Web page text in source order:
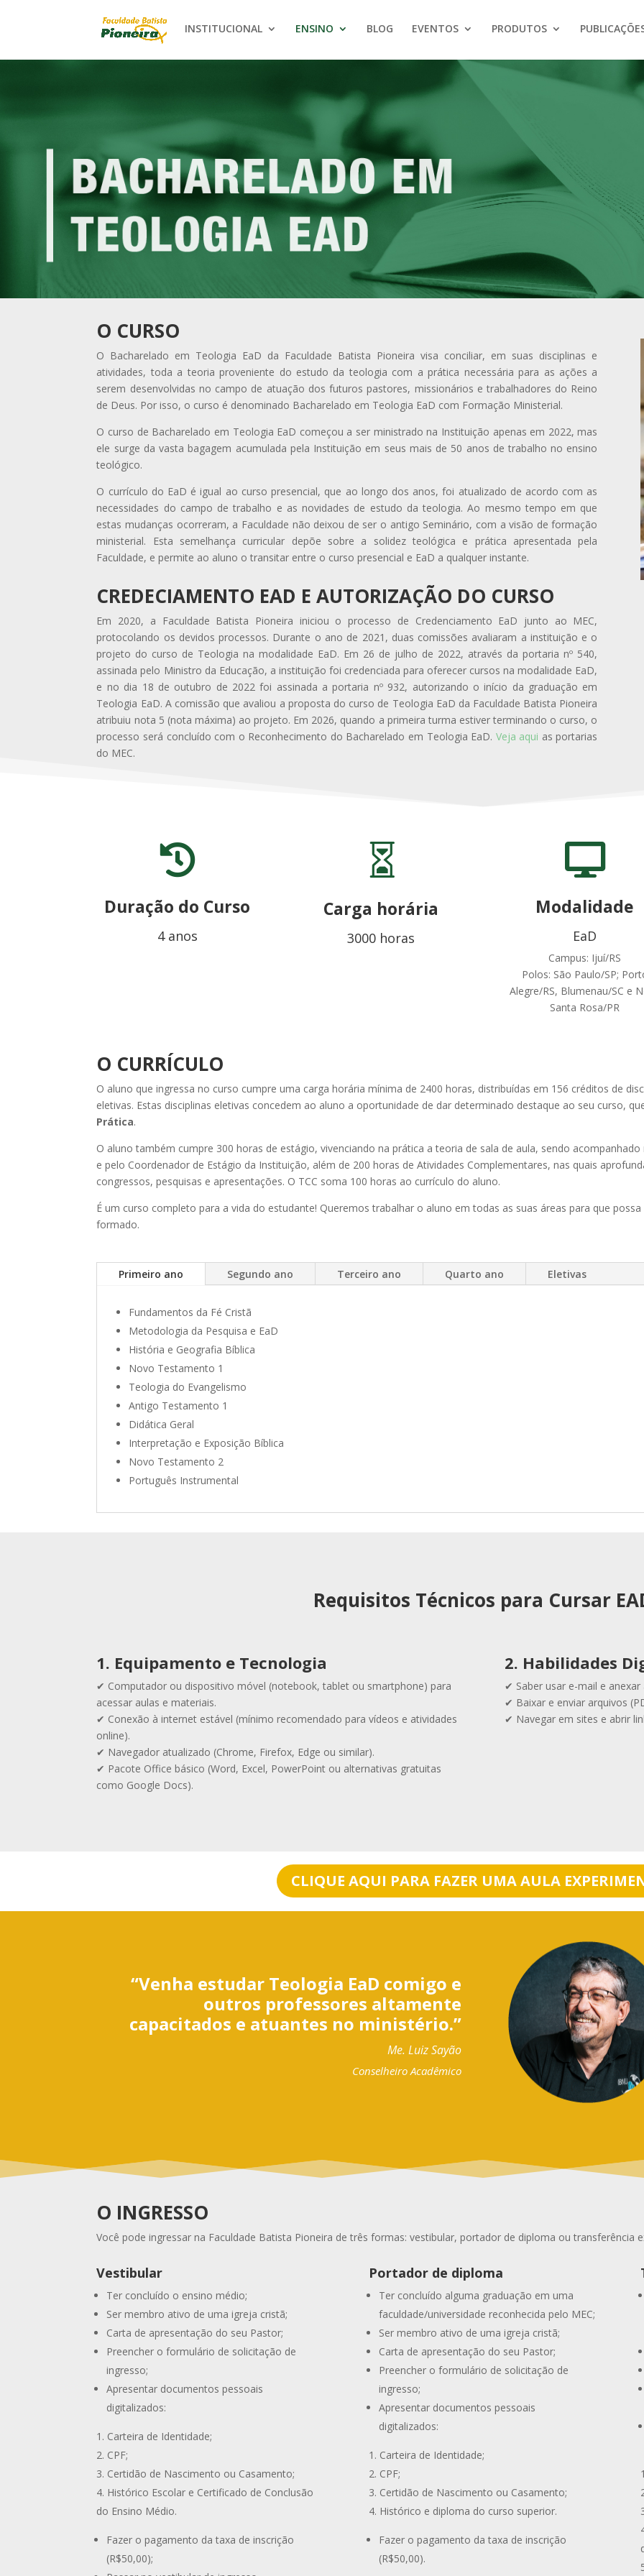
INSTITUCIONAL ENSINO BLOG EVENTOS PRODUTOS
O CURSO
O Bacharelado em Teologia EaD da Faculdade Batista Pioneira visa conciliar, em suas disciplinas e
atividades, toda a teoria proveniente do estudo da teologia com a prática necessária para as ações a
serem desenvolvidas no campo de atuação dos futuros pastores, missionários e trabalhadores do Reino
de Deus. Por isso, o curso é denominado Bacharelado em Teologia EaD com Formação Ministerial.
O curso de Bacharelado em Teologia EaD começou a ser ministrado na Instituição apenas em 2022, mas
ele surge da vasta bagagem acumulada pela Instituição em seus mais de 50 anos de trabalho no ensino
teológico.
O currículo do EaD é igual ao curso presencial, que ao longo dos anos, foi atualizado de acordo com as
necessidades do campo de trabalho e as novidades de estudo da teologia. Ao mesmo tempo em que
estas mudanças ocorreram, a Faculdade não deixou de ser o antigo Seminário, com a visão de formação
ministerial. Esta semelhança curricular depõe sobre a solidez teológica e prática apresentada pela
Faculdade, e permite ao aluno o transitar entre o curso presencial e EaD a qualquer instante.
CREDECIAMENTO EAD E AUTORIZAÇÃO DO CURSO
Em 2020, a Faculdade Batista Pioneira iniciou o processo de Credenciamento EaD junto ao MEC,
protocolando os devidos processos. Durante o ano de 2021, duas comissões avaliaram a instituição e o
projeto do curso de Teologia na modalidade EaD. Em 26 de julho de 2022, através da portaria nº 540,
assinada pelo Ministro da Educação, a instituição foi credenciada para oferecer cursos na modalidade EaD,
e no dia 18 de outubro de 2022 foi assinada a portaria nº 932, autorizando o início da graduação em
Teologia EaD. A comissão que avaliou a proposta do curso de Teologia EaD da Faculdade Batista Pioneira
atribuiu nota 5 (nota máxima) ao projeto. Em 2026, quando a primeira turma estiver terminando o curso, o
processo será concluído com o Reconhecimento do Bacharelado em Teologia EaD. Veja aqui as portarias
do MEC.

Duração do Curso
4 anos

Carga horária
3000 horas

Modalidade
EaD
Campus: Ijuí/RS
Polos: São Paulo/SP;
Alegre/RS, Blumenau/SC e
Santa Rosa/PR
O CURRÍCULO
O aluno que ingressa no curso cumpre uma carga horária mínima de 2400 horas, distribuídas em 156 créditos de
eletivas. Estas disciplinas eletivas concedem ao aluno a oportunidade de dar determinado destaque ao seu curso,
Prática.
O aluno também cumpre 300 horas de estágio, vivenciando na prática a teoria de sala de aula, sendo
e pelo Coordenador de Estágio da Instituição, além de 200 horas de Atividades Complementares, nas quais
congressos, pesquisas e apresentações. O TCC soma 100 horas ao currículo do aluno.
É um curso completo para a vida do estudante! Queremos trabalhar o aluno em todas as suas áreas para que
formado.
Primeiro ano Segundo ano Terceiro ano Quarto ano Eletivas
Fundamentos da Fé Cristã
Metodologia da Pesquisa e EaD
História e Geografia Bíblica
Novo Testamento 1
Teologia do Evangelismo
Antigo Testamento 1
Didática Geral
Interpretação e Exposição Bíblica
Novo Testamento 2
Português Instrumental
Requisitos Técnicos para Cursar
1. Equipamento e Tecnologia
✔ Computador ou dispositivo móvel (notebook, tablet ou smartphone) para
acessar aulas e materiais.
✔ Conexão à internet estável (mínimo recomendado para vídeos e atividades
online).
✔ Navegador atualizado (Chrome, Firefox, Edge ou similar).
✔ Pacote Office básico (Word, Excel, PowerPoint ou alternativas gratuitas
como Google Docs).
2. Habilidades
✔ Saber usar e-mail e anexar
✔ Baixar e enviar arquivos
✔ Navegar em sites e abrir
CLIQUE AQUI PARA FAZER UMA AULA
“Venha estudar Teologia EaD comigo e
outros professores altamente
capacitados e atuantes no ministério.”
Me. Luiz Sayão
Conselheiro Acadêmico
O INGRESSO
Você pode ingressar na Faculdade Batista Pioneira de três formas: vestibular, portador de diploma ou transferência
Vestibular
Ter concluído o ensino médio;
Ser membro ativo de uma igreja cristã;
Carta de apresentação do seu Pastor;
Preencher o formulário de solicitação de
ingresso;
Apresentar documentos pessoais
digitalizados:
Carteira de Identidade;
CPF;
Certidão de Nascimento ou Casamento;
Histórico Escolar e Certificado de Conclusão
do Ensino Médio.
Fazer o pagamento da taxa de inscrição
(R$50,00);
Portador de diploma
Ter concluído alguma graduação em uma
faculdade/universidade reconhecida pelo MEC;
Ser membro ativo de uma igreja cristã;
Carta de apresentação do seu Pastor;
Preencher o formulário de solicitação de
ingresso;
Apresentar documentos pessoais
digitalizados:
Carteira de Identidade;
CPF;
Certidão de Nascimento ou Casamento;
Histórico e diploma do curso superior.
Fazer o pagamento da taxa de inscrição
(R$50,00).